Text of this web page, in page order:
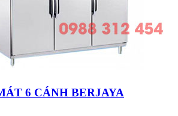
6 CÁNH BERJAYA